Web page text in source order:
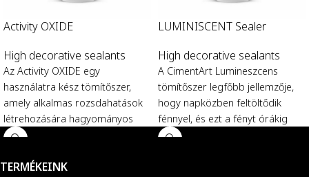
Activity OXIDE
High decorative sealants
Az Activity OXIDE egy
használatra kész tömítőszer,
amely alkalmas rozsdahatások
létrehozására hagyományos
Mikrocement-en. OXISEALER
szórópisztollyal felhordva
LUMINISCENT Sealer
High decorative sealants
A CimentArt Lumineszcens
tömítőszer legfőbb jellemzője,
hogy napközben feltöltődik
fénnyel, és ezt a fényt órákig
bocsátja ki sötétben.
TERMÉKEINK